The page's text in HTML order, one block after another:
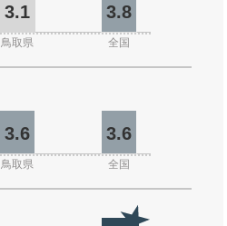
3.1 3.8
鳥取県 全国
3.6 3.6
鳥取県 全国